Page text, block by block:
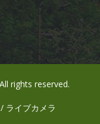
rights reserved.
ライブカメラ